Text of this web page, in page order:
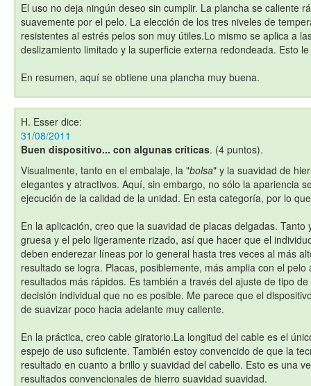
El uso no deja ningún deseo sin cumplir. La plancha se caliente
suavemente por el pelo. La elección de los tres niveles de
resistentes al estrés pelos son muy útiles.Lo mismo se aplica a
deslizamiento limitado y la superficie externa redondeada. Esto
En resumen, aquí se obtiene una plancha muy buena.
H. Esser dice:
31/08/2011
Buen dispositivo... con algunas críticas. (4 puntos).
Visualmente, tanto en el embalaje, la "bolsa" y la suavidad de
elegantes y atractivos. Aquí, sin embargo, no sólo la apariencia
ejecución de la calidad de la unidad. En esta categoría, por lo
En la aplicación, creo que la suavidad de placas delgadas. Tanto
gruesa y el pelo ligeramente rizado, así que hacer que el
deben enderezar líneas por lo general hasta tres veces al más
resultado se logra. Placas, posiblemente, más amplia con el
resultados más rápidos. Es también a través del ajuste de tipo
decisión individual que no es posible. Me parece que el
de suavizar poco hacia adelante muy caliente.
En la práctica, creo cable giratorio.La longitud del cable es el
espejo de uso suficiente. También estoy convencido de que la
resultado en cuanto a brillo y suavidad del cabello. Esto es una
resultados convencionales de hierro suavidad suavidad.